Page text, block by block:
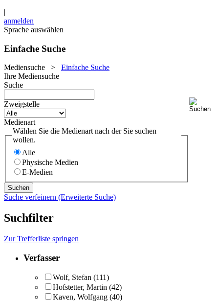
|
anmelden
Sprache auswählen
Einfache Suche
Mediensuche > Einfache Suche
Ihre Mediensuche
Suche
Zweigstelle
Medienart
Wählen Sie die Medienart nach der Sie suchen
wollen.
Alle
Physische Medien
E-Medien
Suche verfeinern (Erweiterte Suche)
Suchfilter
Zur Trefferliste springen
Verfasser
Wolf, Stefan (111)
Hofstetter, Martin (42)
Kaven, Wolfgang (40)